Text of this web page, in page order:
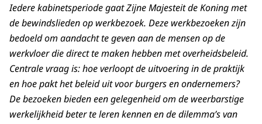
Iedere kabinetsperiode gaat Zijne Majesteit de Koning met
de bewindslieden op werkbezoek. Deze werkbezoeken zijn
bedoeld om aandacht te geven aan de mensen op de
werkvloer die direct te maken hebben met overheidsbeleid.
Centrale vraag is: hoe verloopt de uitvoering in de praktijk
en hoe pakt het beleid uit voor burgers en ondernemers?
De bezoeken bieden een gelegenheid om de weerbarstige
werkelijkheid beter te leren kennen en de dilemma’s van